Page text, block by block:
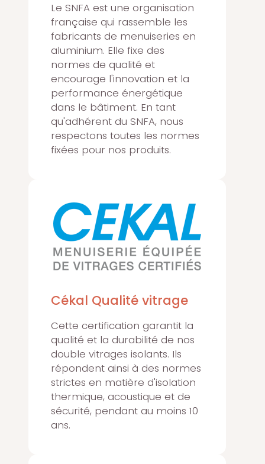
Le SNFA est une organisation
française qui rassemble les
fabricants de menuiseries en
aluminium. Elle fixe des
normes de qualité et
encourage l'innovation et la
performance énergétique
dans le bâtiment. En tant
qu'adhérent du SNFA, nous
respectons toutes les normes
fixées pour nos produits.
Cékal Qualité vitrage
Cette certification garantit la
qualité et la durabilité de nos
double vitrages isolants. Ils
répondent ainsi à des normes
strictes en matière d'isolation
thermique, acoustique et de
sécurité, pendant au moins 10
ans.